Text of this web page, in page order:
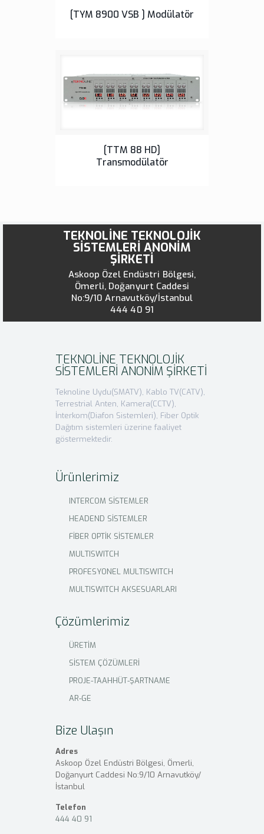
Tek Yan Bantlı TV Modülatörleri
[TYM 8900 VSB ] Modülatör
Tek Yan Bantlı TV Modülatörleri
[TTM 88 HD]
Transmodülatör
TEKNOLİNE TEKNOLOJİK
SİSTEMLERİ ANONİM
ŞİRKETİ
Askoop Özel Endüstri Bölgesi,
Ömerli, Doğanyurt Caddesi
No:9/10 Arnavutköy/İstanbul
444 40 91
TEKNOLİNE TEKNOLOJİK
SİSTEMLERİ ANONİM ŞİRKETİ
Teknoline Uydu(SMATV), Kablo TV(CATV),
Terrestrial Anten, Kamera(CCTV),
İnterkom(Diafon Sistemleri), Fiber Optik
Dağıtım sistemleri üzerine faaliyet
göstermektedir.
Ürünlerimiz
INTERCOM SİSTEMLER
HEADEND SİSTEMLER
FİBER OPTİK SİSTEMLER
MULTISWITCH
PROFESYONEL MULTISWITCH
MULTISWITCH AKSESUARLARI
Çözümlerimiz
ÜRETİM
SİSTEM ÇÖZÜMLERİ
PROJE-TAAHHÜT-ŞARTNAME
AR-GE
Bize Ulaşın
Adres
Askoop Özel Endüstri Bölgesi, Ömerli,
Doğanyurt Caddesi No:9/10 Arnavutköy/
İstanbul
Telefon
444 40 91